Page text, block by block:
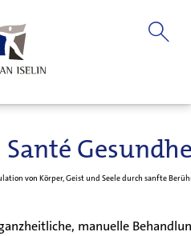
von Körper, Geist und Seele durch sanfte
manuelle